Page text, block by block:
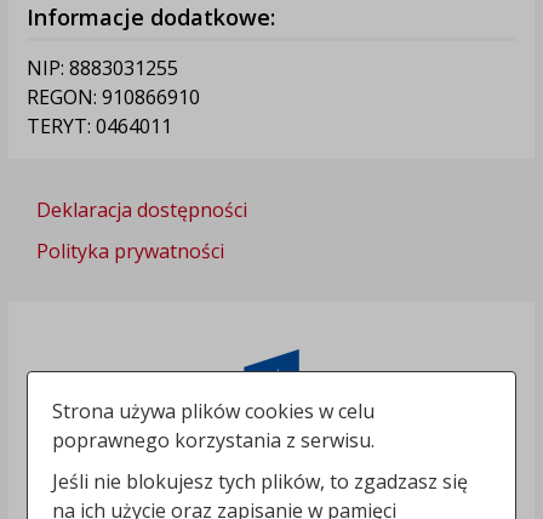
Informacje dodatkowe:
NIP: 8883031255
REGON: 910866910
TERYT: 0464011
Deklaracja dostępności
Polityka prywatności
Strona używa plików cookies w celu
poprawnego korzystania z serwisu.
Jeśli nie blokujesz tych plików, to zgadzasz się
na ich użycie oraz zapisanie w pamięci